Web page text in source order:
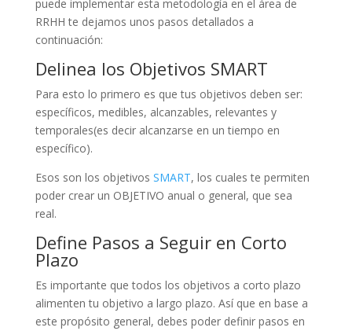
puede implementar esta metodología en el área de
RRHH te dejamos unos pasos detallados a
continuación:
Delinea los Objetivos SMART
Para esto lo primero es que tus objetivos deben ser:
específicos, medibles, alcanzables, relevantes y
temporales(es decir alcanzarse en un tiempo en
específico).
Esos son los objetivos SMART, los cuales te permiten
poder crear un OBJETIVO anual o general, que sea
real.
Define Pasos a Seguir en Corto
Plazo
Es importante que todos los objetivos a corto plazo
alimenten tu objetivo a largo plazo. Así que en base a
este propósito general, debes poder definir pasos en